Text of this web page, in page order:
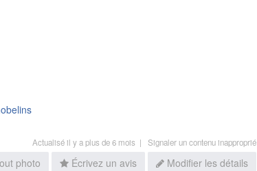
Actualisé il y a plus de 6 mois | Signaler un contenu inapproprié
photo Écrivez un avis Modifier les détails